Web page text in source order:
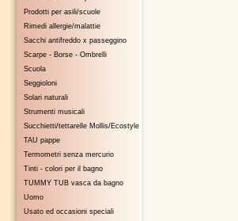
Prodotti per asili/scuole
Rimedi allergie/malattie
Sacchi antifreddo x passeggino
Scarpe - Borse - Ombrelli
Scuola
Seggioloni
Solari naturali
Strumenti musicali
Succhietti/tettarelle Mollis/Ecostyle
TAU pappe
Termometri senza mercurio
Tinti - colori per il bagno
TUMMY TUB vasca da bagno
Uomo
Usato ed occasioni speciali